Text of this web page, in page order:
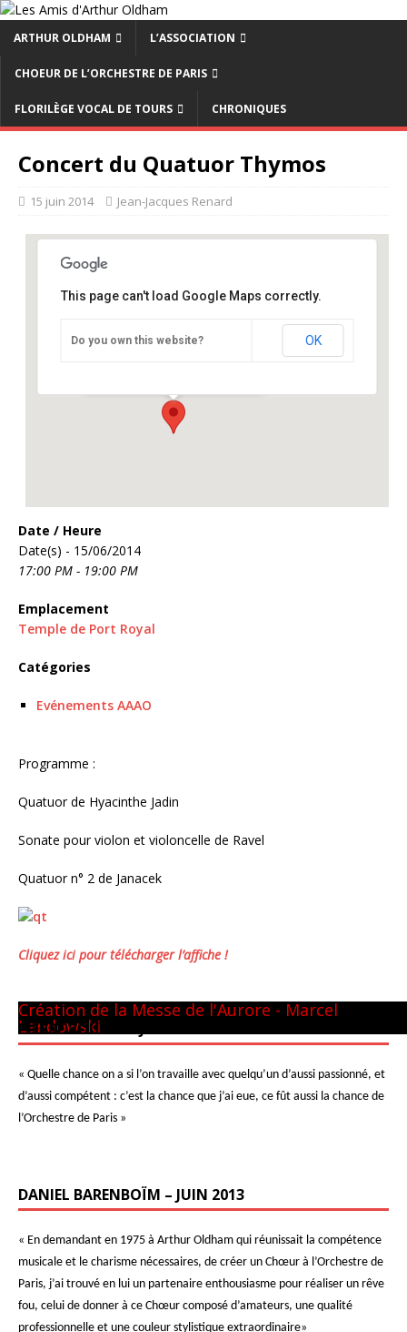
ARTHUR OLDHAM L’ASSOCIATION
CHOEUR DE L’ORCHESTRE DE PARIS
FLORILÈGE VOCAL DE TOURS CHRONIQUES
Concert du Quatuor Thymos
15 juin 2014 Jean-Jacques Renard
This page can't load Google Maps correctly.
Do you own this website? OK
Date / Heure
Date(s) - 15/06/2014
17:00 PM - 19:00 PM
Emplacement
Temple de Port Royal
Catégories
Evénements AAAO
Programme :
Quatuor de Hyacinthe Jadin
Sonate pour violon et violoncelle de Ravel
Quatuor n° 2 de Janacek
Cliquez ici pour télécharger l’affiche !
Panthéon - 22 mai 1981
CM GUILINI
Arthur & Daniel
à New-York
avec L. Naouri à Orange
A Tel-Aviv
Avec Michel Plasson
Dernier requiem à Turin
Concert inaugural - Te Deum de Berlioz
Avec Seiji Ozawa
Création de la Messe de l'Aurore - Marcel
Landowski
PIERRE BOULEZ – JUIN 2013
« Quelle chance on a si l’on travaille avec quelqu’un d’aussi passionné, et
d’aussi compétent : c’est la chance que j’ai eue, ce fût aussi la chance de
l’Orchestre de Paris »
DANIEL BARENBOÏM – JUIN 2013
« En demandant en 1975 à Arthur Oldham qui réunissait la compétence
musicale et le charisme nécessaires, de créer un Chœur à l’Orchestre de
Paris, j’ai trouvé en lui un partenaire enthousiasme pour réaliser un rêve
fou, celui de donner à ce Chœur composé d’amateurs, une qualité
professionnelle et une couleur stylistique extraordinaire»